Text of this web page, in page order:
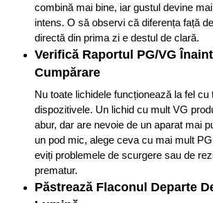
combină mai bine, iar gustul devine
intens. O să observi că diferența față
directă din prima zi e destul de clară.
Verifică Raportul PG/VG
Cumpărare
Nu toate lichidele funcționează la fel cu
dispozitivele. Un lichid cu mult VG
abur, dar are nevoie de un aparat mai
un pod mic, alege ceva cu mai mult
eviți problemele de scurgere sau de
prematur.
Păstrează Flaconul Departe